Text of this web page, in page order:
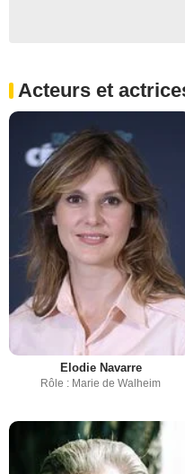
Acteurs et
Elodie Navarre
Rôle : Marie de Walheim